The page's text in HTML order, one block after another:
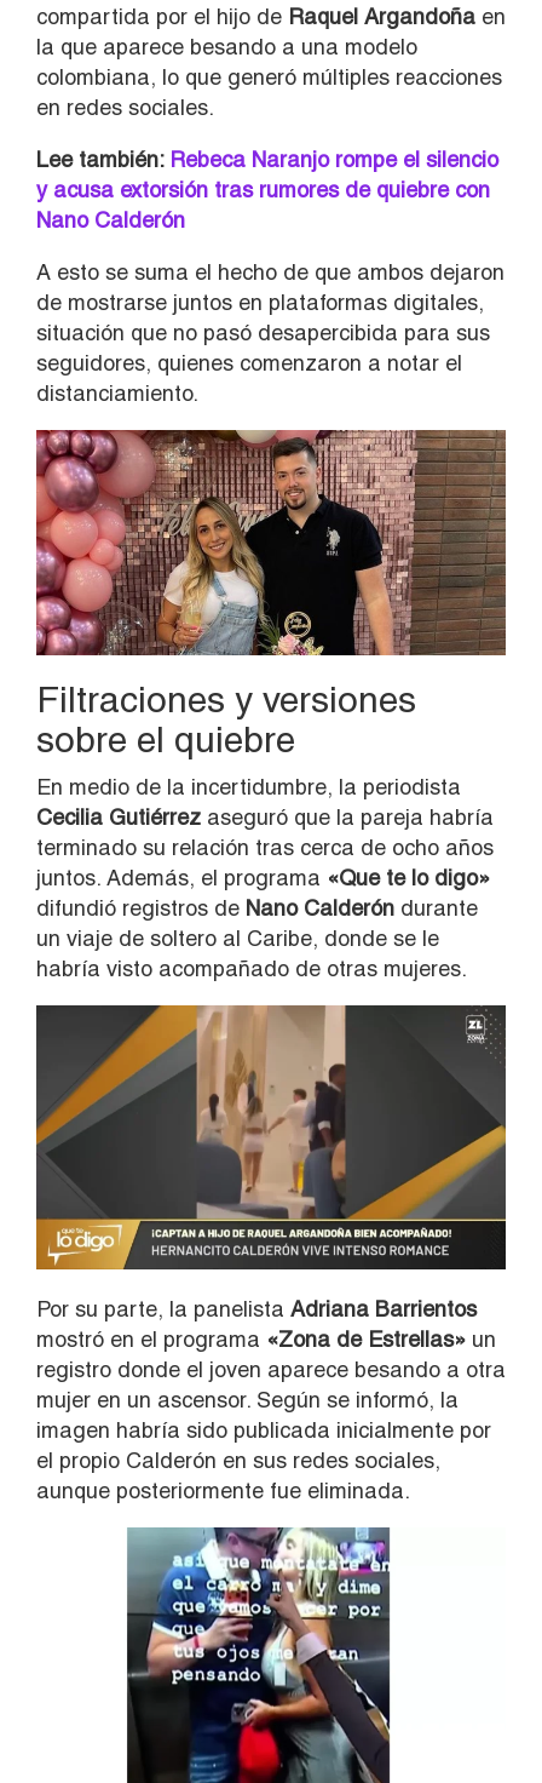
compartida por el hijo de Raquel Argandoña en
la que aparece besando a una modelo
colombiana, lo que generó múltiples reacciones
en redes sociales.
Lee también:Rebeca Naranjo rompe el silencio
y acusa extorsión tras rumores de quiebre con
Nano Calderón
A esto se suma el hecho de que ambos dejaron
de mostrarse juntos en plataformas digitales,
situación que no pasó desapercibida para sus
seguidores, quienes comenzaron a notar el
distanciamiento.
Filtraciones y versiones
sobre el quiebre
En medio de la incertidumbre, la periodista
Cecilia Gutiérrez aseguró que la pareja habría
terminado su relación tras cerca de ocho años
juntos. Además, el programa «Que te lo digo»
difundió registros de Nano Calderón durante
un viaje de soltero al Caribe, donde se le
habría visto acompañado de otras mujeres.
Por su parte, la panelista Adriana Barrientos
mostró en el programa «Zona de Estrellas» un
registro donde el joven aparece besando a otra
mujer en un ascensor. Según se informó, la
imagen habría sido publicada inicialmente por
el propio Calderón en sus redes sociales,
aunque posteriormente fue eliminada.